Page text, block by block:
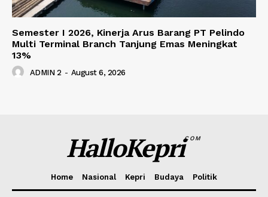
Semester I 2026, Kinerja Arus Barang PT Pelindo
Multi Terminal Branch Tanjung Emas Meningkat
13%
ADMIN 2 - August 6, 2026
HalloKepriCOM
Home Nasional Kepri Budaya Politik